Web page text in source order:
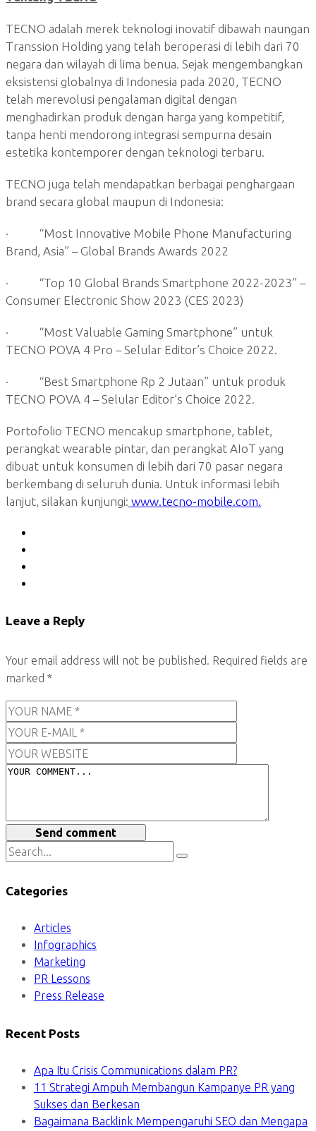
TECNO adalah merek teknologi inovatif dibawah naungan
Transsion Holding yang telah beroperasi di lebih dari 70
negara dan wilayah di lima benua. Sejak mengembangkan
eksistensi globalnya di Indonesia pada 2020, TECNO
telah merevolusi pengalaman digital dengan
menghadirkan produk dengan harga yang kompetitif,
tanpa henti mendorong integrasi sempurna desain
estetika kontemporer dengan teknologi terbaru.
TECNO juga telah mendapatkan berbagai penghargaan
brand secara global maupun di Indonesia:
· “Most Innovative Mobile Phone Manufacturing
Brand, Asia” – Global Brands Awards 2022
· “Top 10 Global Brands Smartphone 2022-2023” –
Consumer Electronic Show 2023 (CES 2023)
· “Most Valuable Gaming Smartphone” untuk
TECNO POVA 4 Pro – Selular Editor’s Choice 2022.
· “Best Smartphone Rp 2 Jutaan” untuk produk
TECNO POVA 4 – Selular Editor’s Choice 2022.
Portofolio TECNO mencakup smartphone, tablet,
perangkat wearable pintar, dan perangkat AIoT yang
dibuat untuk konsumen di lebih dari 70 pasar negara
berkembang di seluruh dunia. Untuk informasi lebih
lanjut, silakan kunjungi: www.tecno-mobile.com.
Leave a Reply
Your email address will not be published. Required fields are
marked *
Send comment
Categories
Articles
Infographics
Marketing
PR Lessons
Press Release
Recent Posts
Apa Itu Crisis Communications dalam PR?
11 Strategi Ampuh Membangun Kampanye PR yang
Sukses dan Berkesan
Bagaimana Backlink Mempengaruhi SEO dan Mengapa